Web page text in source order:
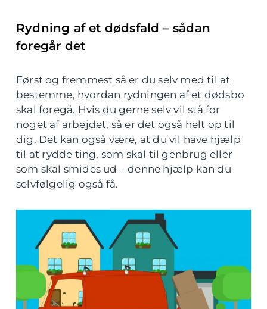
Rydning af et dødsfald – sådan
foregår det
Først og fremmest så er du selv med til at
bestemme, hvordan rydningen af et dødsbo
skal foregå. Hvis du gerne selv vil stå for
noget af arbejdet, så er det også helt op til
dig. Det kan også være, at du vil have hjælp
til at rydde ting, som skal til genbrug eller
som skal smides ud – denne hjælp kan du
selvfølgelig også få.